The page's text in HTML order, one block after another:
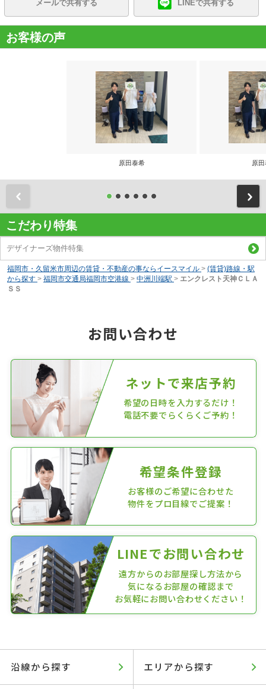
メールで共有する LINEで共有する
お客様の声
原田泰希 原
こだわり特集
デザイナーズ物件特集
福岡市・久留米市周辺の賃貸・不動産の事ならイースマイル > (賃貸)路線・駅
から探す > 福岡市交通局福岡市空港線 > 中洲川端駅 > エンクレスト天神ＣＬＡ
ＳＳ
お問い合わせ
ネットで来店予約
希望の日時を入力するだけ！
電話不要でらくらくご予約！
希望条件登録
お客様のご希望に合わせた
物件をプロ目線でご提案！
LINEでお問い合わせ
遠方からのお部屋探し方法から
気になるお部屋の確認まで
お気軽にお問い合わせください！
沿線から探す エリアから探す